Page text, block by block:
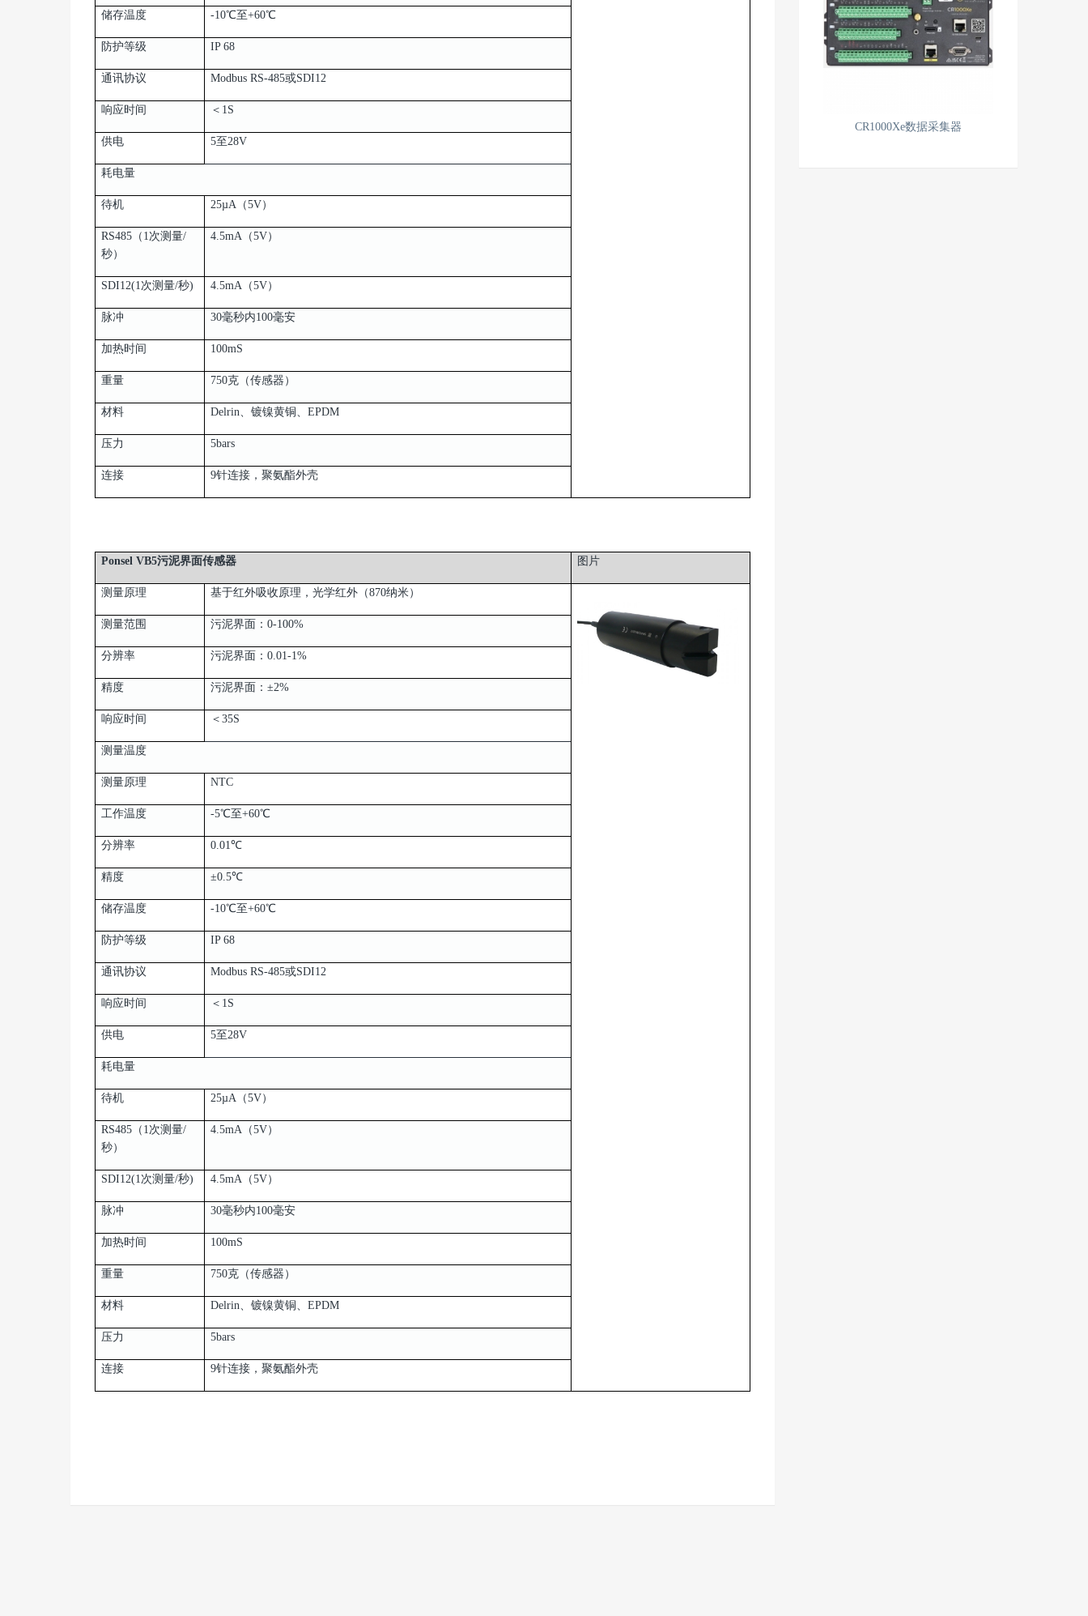
储存温度 -10℃至+60℃
防护等级 IP 68
通讯协议 Modbus RS-485或SDI12
响应时间 ＜1S
供电 5至28V
耗电量
待机 25µA（5V）
RS485（1次测量/
秒）
4.5mA（5V）
SDI12(1次测量/秒) 4.5mA（5V）
脉冲 30毫秒内100毫安
加热时间 100mS
重量 750克（传感器）
材料 Delrin、镀镍黄铜、EPDM
压力 5bars
连接 9针连接，聚氨酯外壳
Ponsel VB5污泥界面传感器 图片
测量原理 基于红外吸收原理，光学红外（870纳米）
测量范围 污泥界面：0-100%
分辨率 污泥界面：0.01-1%
精度 污泥界面：±2%
响应时间 ＜35S
测量温度
测量原理 NTC
工作温度 -5℃至+60℃
分辨率 0.01℃
精度 ±0.5℃
储存温度 -10℃至+60℃
防护等级 IP 68
通讯协议 Modbus RS-485或SDI12
响应时间 ＜1S
供电 5至28V
耗电量
待机 25µA（5V）
RS485（1次测量/
秒）
4.5mA（5V）
SDI12(1次测量/秒) 4.5mA（5V）
脉冲 30毫秒内100毫安
加热时间 100mS
重量 750克（传感器）
材料 Delrin、镀镍黄铜、EPDM
压力 5bars
连接 9针连接，聚氨酯外壳
CR1000Xe数据采集器